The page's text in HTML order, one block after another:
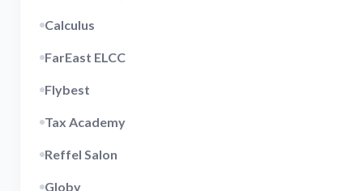
Calculus
FarEast ELCC
Flybest
Tax Academy
Reffel Salon
Globy